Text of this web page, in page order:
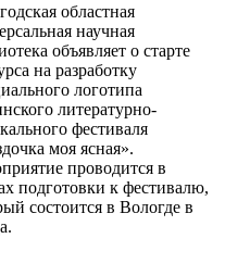
областная
научная
объявляет о старте
на разработку
логотипа
литературно-
фестиваля
моя ясная».
проводится в
подготовки к фестивалю,
состоится в Вологде в